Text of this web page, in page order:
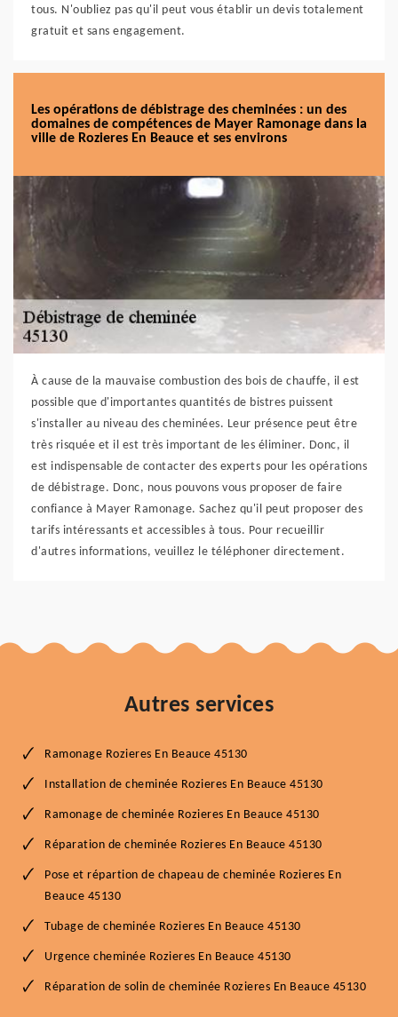
tous. N'oubliez pas qu'il peut vous établir un devis totalement
gratuit et sans engagement.
Les opérations de débistrage des cheminées : un des
domaines de compétences de Mayer Ramonage dans la
ville de Rozieres En Beauce et ses environs
À cause de la mauvaise combustion des bois de chauffe, il est
possible que d'importantes quantités de bistres puissent
s'installer au niveau des cheminées. Leur présence peut être
très risquée et il est très important de les éliminer. Donc, il
est indispensable de contacter des experts pour les opérations
de débistrage. Donc, nous pouvons vous proposer de faire
confiance à Mayer Ramonage. Sachez qu'il peut proposer des
tarifs intéressants et accessibles à tous. Pour recueillir
d'autres informations, veuillez le téléphoner directement.
Autres services
Ramonage Rozieres En Beauce 45130
Installation de cheminée Rozieres En Beauce 45130
Ramonage de cheminée Rozieres En Beauce 45130
Réparation de cheminée Rozieres En Beauce 45130
Pose et répartion de chapeau de cheminée Rozieres En
Beauce 45130
Tubage de cheminée Rozieres En Beauce 45130
Urgence cheminée Rozieres En Beauce 45130
Réparation de solin de cheminée Rozieres En Beauce 45130